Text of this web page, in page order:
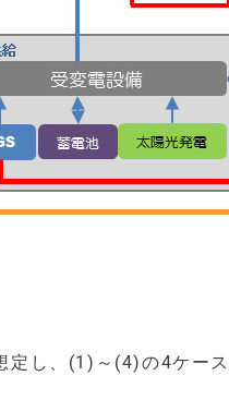
し、(1)～(4)の4ケース